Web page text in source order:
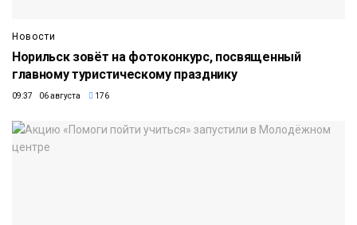
Новости
Норильск зовёт на фотоконкурс, посвященный
главному туристическому празднику
09:37 06 августа 176